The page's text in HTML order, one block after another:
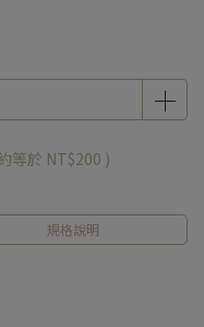
等於 NT$200 )
規格說明